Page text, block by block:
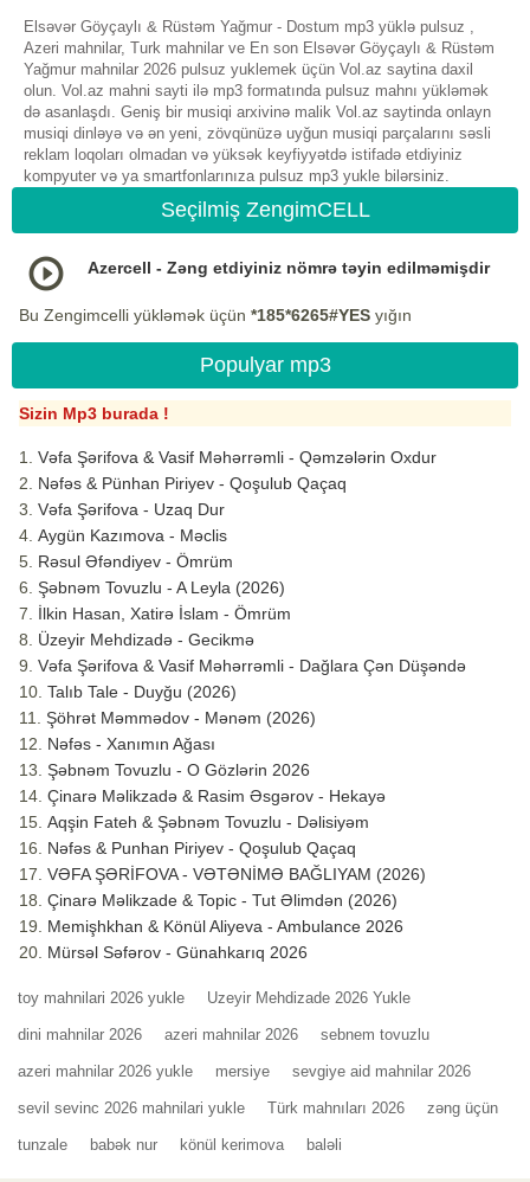
Elsəvər Göyçaylı & Rüstəm Yağmur - Dostum mp3 yüklə pulsuz ,
Azeri mahnilar, Turk mahnilar ve En son Elsəvər Göyçaylı & Rüstəm
Yağmur mahnilar 2026 pulsuz yuklemek üçün Vol.az saytina daxil
olun. Vol.az mahni sayti ilə mp3 formatında pulsuz mahnı yükləmək
də asanlaşdı. Geniş bir musiqi arxivinə malik Vol.az saytinda onlayn
musiqi dinləyə və ən yeni, zövqünüzə uyğun musiqi parçalarını səsli
reklam loqoları olmadan və yüksək keyfiyyətdə istifadə etdiyiniz
kompyuter və ya smartfonlarınıza pulsuz mp3 yukle bilərsiniz.
Seçilmiş ZengimCELL
Azercell - Zəng etdiyiniz nömrə təyin edilməmişdir
Bu Zengimcelli yükləmək üçün *185*6265#YES yığın
Populyar mp3
Sizin Mp3 burada !
Vəfa Şərifova & Vasif Məhərrəmli - Qəmzələrin Oxdur
Nəfəs & Pünhan Piriyev - Qoşulub Qaçaq
Vəfa Şərifova - Uzaq Dur
Aygün Kazımova - Məclis
Rəsul Əfəndiyev - Ömrüm
Şəbnəm Tovuzlu - A Leyla (2026)
İlkin Hasan, Xatirə İslam - Ömrüm
Üzeyir Mehdizadə - Gecikmə
Vəfa Şərifova & Vasif Məhərrəmli - Dağlara Çən Düşəndə
Talıb Tale - Duyğu (2026)
Şöhrət Məmmədov - Mənəm (2026)
Nəfəs - Xanımın Ağası
Şəbnəm Tovuzlu - O Gözlərin 2026
Çinarə Məlikzadə & Rasim Əsgərov - Hekayə
Aqşin Fateh & Şəbnəm Tovuzlu - Dəlisiyəm
Nəfəs & Punhan Piriyev - Qoşulub Qaçaq
VƏFA ŞƏRİFOVA - VƏTƏNİMƏ BAĞLIYAM (2026)
Çinarə Məlikzade & Topic - Tut Əlimdən (2026)
Memişhkhan & Könül Aliyeva - Ambulance 2026
Mürsəl Səfərov - Günahkarıq 2026
toy mahnilari 2026 yukle Uzeyir Mehdizade 2026 Yukle
dini mahnilar 2026 azeri mahnilar 2026 sebnem tovuzlu
azeri mahnilar 2026 yukle mersiye sevgiye aid mahnilar 2026
sevil sevinc 2026 mahnilari yukle Türk mahnıları 2026 zəng üçün
tunzale babək nur könül kerimova baləli